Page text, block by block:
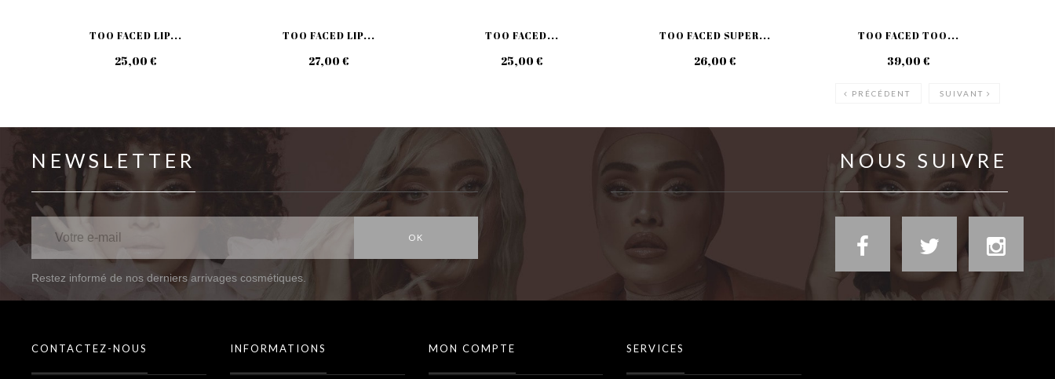
TOO FACED LIP...
25,00 €
TOO FACED LIP...
27,00 €
TOO FACED...
25,00 €
TOO FACED SUPER...
26,00 €
TOO FACED TOO...
39,00 €
PRÉCÉDENT SUIVANT
NEWSLETTER
OK
Restez informé de nos derniers arrivages cosmétiques.
NOUS SUIVRE
CONTACTEZ-NOUS INFORMATIONS MON COMPTE SERVICES